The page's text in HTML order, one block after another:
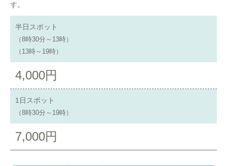
す。
半日スポット
（8時30分～13時）
（13時～19時）
4,000円
1日スポット
（8時30分～19時）
7,000円